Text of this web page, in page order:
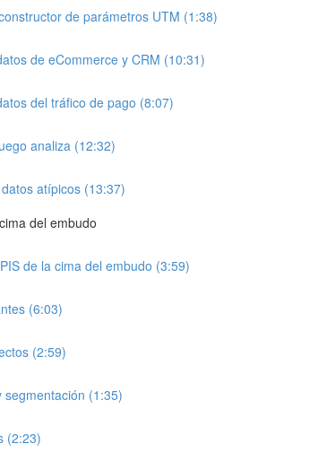
de parámetros UTM (1:38)
de eCommerce y CRM (10:31)
del tráfico de pago (8:07)
analiza (12:32)
atípicos (13:37)
del embudo
de la cima del embudo (3:59)
(6:03)
(2:59)
segmentación (1:35)
(2:23)